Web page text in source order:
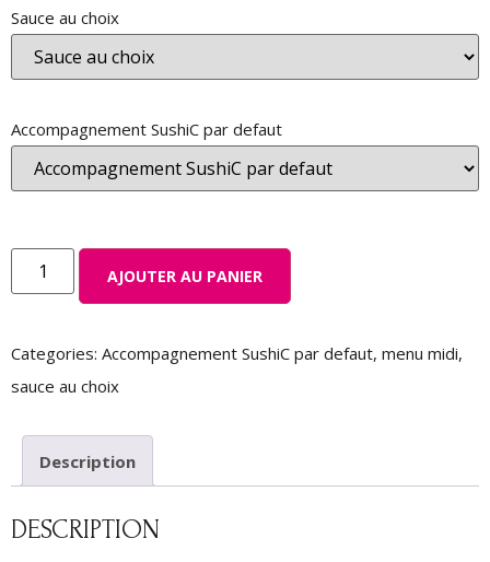
Sauce au choix
Accompagnement SushiC par defaut
AJOUTER AU PANIER
Categories: Accompagnement SushiC par defaut, menu midi,
sauce au choix
Description
DESCRIPTION